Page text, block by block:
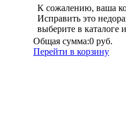
К сожалению, ваша
Исправить это
выберите в
Общая сумма:0 руб.
Перейти в корзину